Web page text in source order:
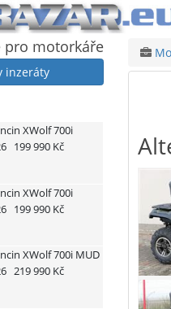
pro motorkáře
inzeráty
XWolf 700i
199 990 Kč
XWolf 700i
199 990 Kč
XWolf 700i MUD
219 990 Kč